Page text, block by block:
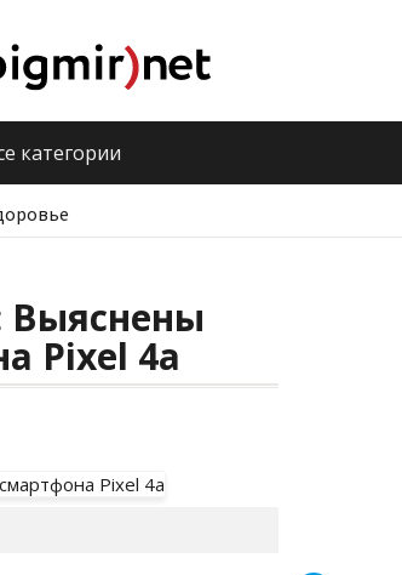
категории
Выяснены
Pixel 4a